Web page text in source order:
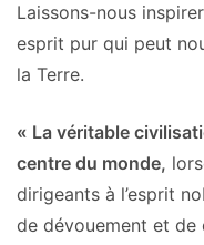
Laissons-nous
esprit pur qui peut
la Terre.
« La véritable
centre du monde,
dirigeants à l’esprit
de dévouement et de